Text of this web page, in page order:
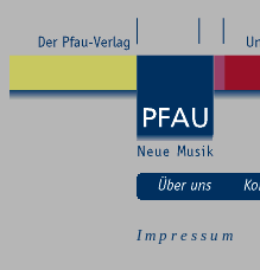
I m p r e s s u m